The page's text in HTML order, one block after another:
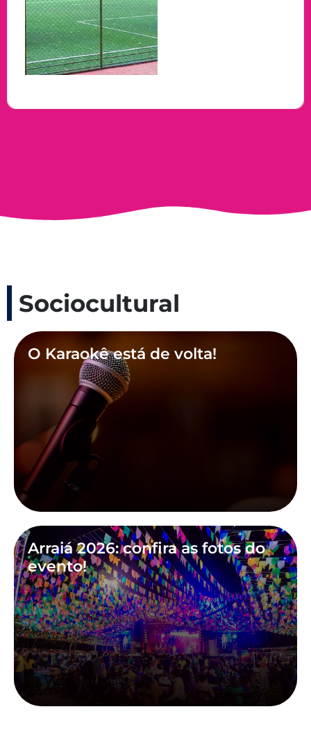
Sociocultural
O Karaokê está de volta!
Arraiá 2026: confira as fotos do
evento!